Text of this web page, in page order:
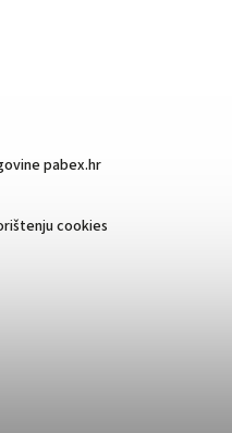
pabex.hr
cookies